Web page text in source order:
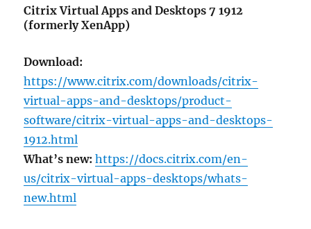
Citrix Virtual Apps and Desktops 7 1912
(formerly XenApp)
Download:
https://www.citrix.com/downloads/citrix-
virtual-apps-and-desktops/product-
software/citrix-virtual-apps-and-desktops-
1912.html
What’s new: https://docs.citrix.com/en-
us/citrix-virtual-apps-desktops/whats-
new.html